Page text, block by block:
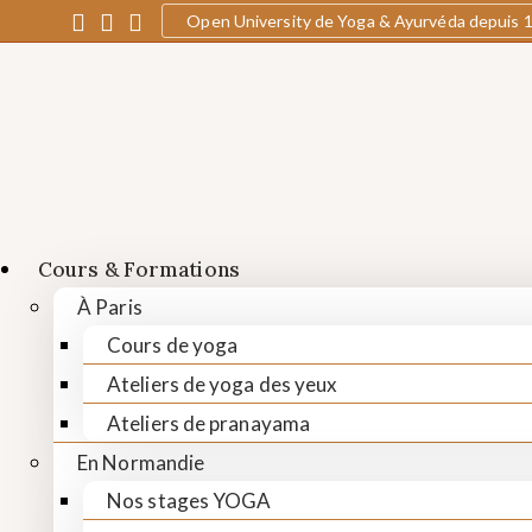
Open University de Yoga & Ayurvéda depuis
Cours & Formations
À Paris
Cours de yoga
Ateliers de yoga des yeux
Ateliers de pranayama
En Normandie
Nos stages YOGA